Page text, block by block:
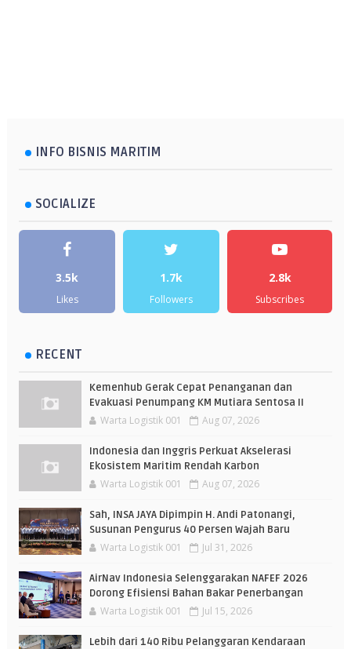
INFO BISNIS MARITIM
SOCIALIZE
3.5k
Likes
1.7k
Followers
2.8k
Subscribes
RECENT
Kemenhub Gerak Cepat Penanganan dan
Evakuasi Penumpang KM Mutiara Sentosa II
Warta Logistik 001 Aug 07, 2026
Indonesia dan Inggris Perkuat Akselerasi
Ekosistem Maritim Rendah Karbon
Warta Logistik 001 Aug 07, 2026
Sah, INSA JAYA Dipimpin H. Andi Patonangi,
Susunan Pengurus 40 Persen Wajah Baru
Warta Logistik 001 Jul 31, 2026
AirNav Indonesia Selenggarakan NAFEF 2026
Dorong Efisiensi Bahan Bakar Penerbangan
Warta Logistik 001 Jul 15, 2026
Lebih dari 140 Ribu Pelanggaran Kendaraan